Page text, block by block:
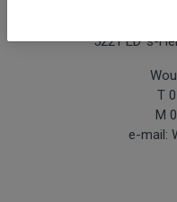
5221 ED 's-
T
M
e-mail: